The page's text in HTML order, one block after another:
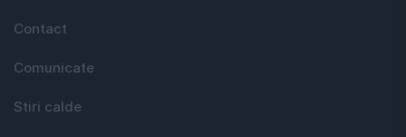
Contact
Comunicate
Stiri calde